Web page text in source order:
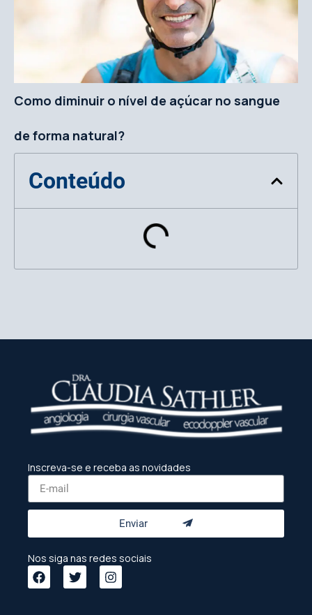
Como diminuir o nível de açúcar no sangue
de forma natural?
Conteúdo
Inscreva-se e receba as novidades
Enviar
Nos siga nas redes sociais